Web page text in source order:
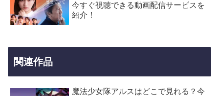
今すぐ視聴できる動画配信サービスを
紹介！
関連作品
魔法少女隊アルスはどこで見れる？今